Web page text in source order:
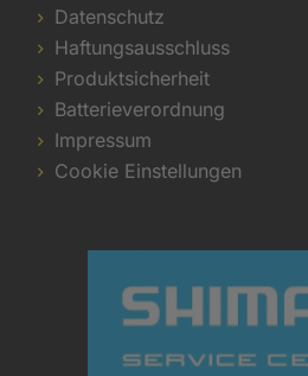
Datenschutz
Haftungsausschluss
Produktsicherheit
Batterieverordnung
Impressum
Cookie Einstellungen